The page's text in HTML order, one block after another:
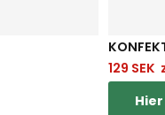
129 SEK